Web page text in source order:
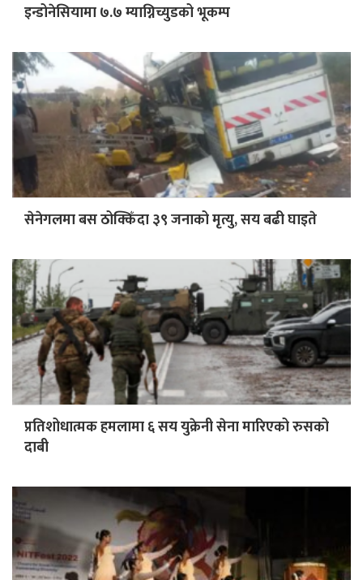
इन्डोनेसियामा ७.७ म्याग्निच्युडको भूकम्प
सेनेगलमा बस ठोक्किँदा ३९ जनाको मृत्यु, सय बढी घाइते
प्रतिशोधात्मक हमलामा ६ सय युक्रेनी सेना मारिएको रुसको
दाबी